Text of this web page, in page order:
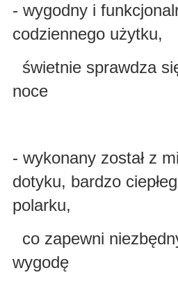
- wygodny i
codziennego użytku,
świetnie sprawdza
noce
- wykonany został z
dotyku, bardzo
polarku,
co zapewni
wygodę